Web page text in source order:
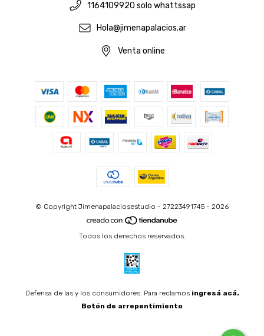
1164109920 solo whattssap
Hola@jimenapalacios.ar
Venta online
© Copyright Jimenapalaciosestudio - 27223491745 - 2026
Todos los derechos reservados.
Defensa de las y los consumidores. Para reclamos ingresá acá.
Botón de arrepentimiento